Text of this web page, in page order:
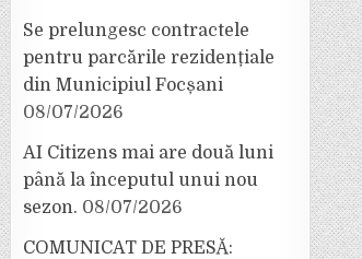
Se prelungesc contractele
pentru parcările rezidențiale
din Municipiul Focșani
08/07/2026
AI Citizens mai are două luni
până la începutul unui nou
sezon. 08/07/2026
COMUNICAT DE PRESĂ: